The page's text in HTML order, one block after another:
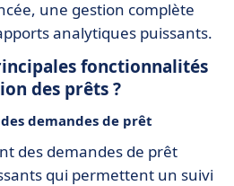
une gestion complète
analytiques puissants.
fonctionnalités
des prêts ?
demandes de prêt
des demandes de prêt
qui permettent un suivi